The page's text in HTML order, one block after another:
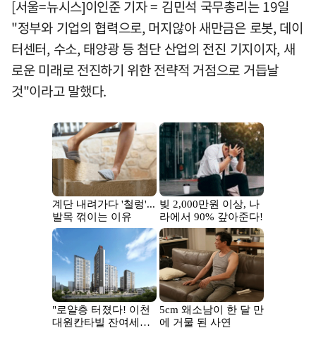
[서울=뉴시스]이인준 기자 = 김민석 국무총리는 19일
"정부와 기업의 협력으로, 머지않아 새만금은 로봇, 데이
터센터, 수소, 태양광 등 첨단 산업의 전진 기지이자, 새
로운 미래로 전진하기 위한 전략적 거점으로 거듭날
것"이라고 말했다.